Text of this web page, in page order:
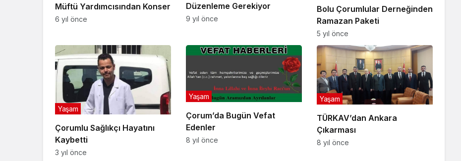
Müftü Yardımcısından Konser
6 yıl önce
Düzenleme Gerekiyor
9 yıl önce
Bolu Çorumlular Derneğinden
Ramazan Paketi
5 yıl önce
Çorumlu Sağlıkçı Hayatını
Kaybetti
Yaşam
3 yıl önce
Çorum’da Bugün Vefat
Edenler
Yaşam
8 yıl önce
TÜRKAV’dan Ankara
Çıkarması
Yaşam
8 yıl önce